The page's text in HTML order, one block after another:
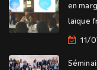
en
laïque
11/